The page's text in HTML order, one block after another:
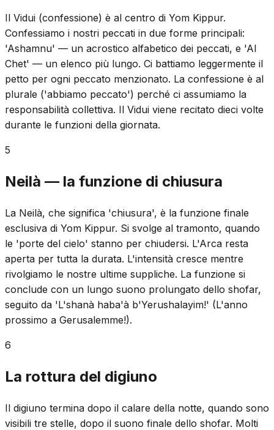
Il Vidui (confessione) è al centro di Yom Kippur.
Confessiamo i nostri peccati in due forme principali:
'Ashamnu' — un acrostico alfabetico dei peccati, e 'Al
Chet' — un elenco più lungo. Ci battiamo leggermente il
petto per ogni peccato menzionato. La confessione è al
plurale ('abbiamo peccato') perché ci assumiamo la
responsabilità collettiva. Il Vidui viene recitato dieci volte
durante le funzioni della giornata.
5
Neilà — la funzione di chiusura
La Neilà, che significa 'chiusura', è la funzione finale
esclusiva di Yom Kippur. Si svolge al tramonto, quando
le 'porte del cielo' stanno per chiudersi. L'Arca resta
aperta per tutta la durata. L'intensità cresce mentre
rivolgiamo le nostre ultime suppliche. La funzione si
conclude con un lungo suono prolungato dello shofar,
seguito da 'L'shanà haba'à b'Yerushalayim!' (L'anno
prossimo a Gerusalemme!).
6
La rottura del digiuno
Il digiuno termina dopo il calare della notte, quando sono
visibili tre stelle, dopo il suono finale dello shofar. Molti